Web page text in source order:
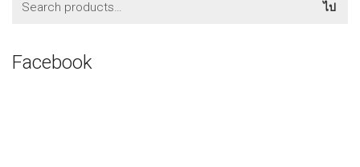
ไป
Facebook